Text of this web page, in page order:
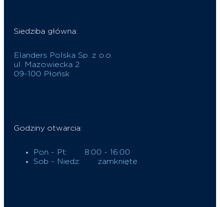
Siedziba główna:
Elanders Polska Sp. z o.o.
ul. Mazowiecka 2
09-100 Płońsk
Godziny otwarcia:
Pon - Pt:
8:00 - 16:00
Sob - Niedz:
zamknięte